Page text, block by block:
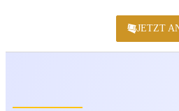
JETZT